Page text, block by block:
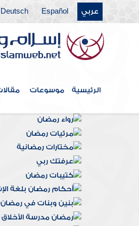
عربي Español
Deutsch
الرئيسية موسوعات